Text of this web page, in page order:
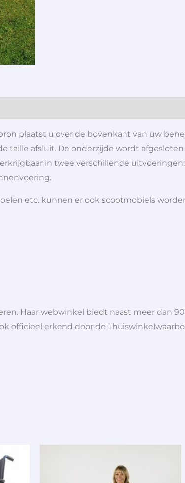
plaatst u over de bovenkant van uw
taille afsluit. De onderzijde wordt
in twee verschillende
etc. kunnen er ook scootmobiels
Haar webwinkel biedt naast meer dan
officieel erkend door de